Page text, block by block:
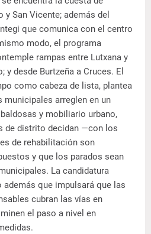
y San Vicente; además del
que comunica con el centro
modo, el programa
rampas entre Lutxana y
y desde Burtzeña a Cruces. El
como cabeza de lista, plantea
municipales arreglen en un
y mobiliario urbano,
de distrito decidan —con los
de rehabilitación son
y que los parados sean
La candidatura
que impulsará que las
cubran las vías en
el paso a nivel en